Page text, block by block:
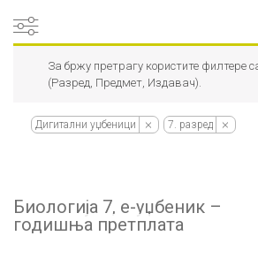
За бржу претрагу користите филтере
(Разред, Предмет, Издавач).
Дигитални уџбеници 7. разред
Биологија 7, е-уџбеник –
годишња претплата